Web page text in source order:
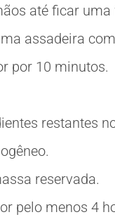
até ficar uma
assadeira
por 10 minutos.
restantes
reservada.
pelo menos 4